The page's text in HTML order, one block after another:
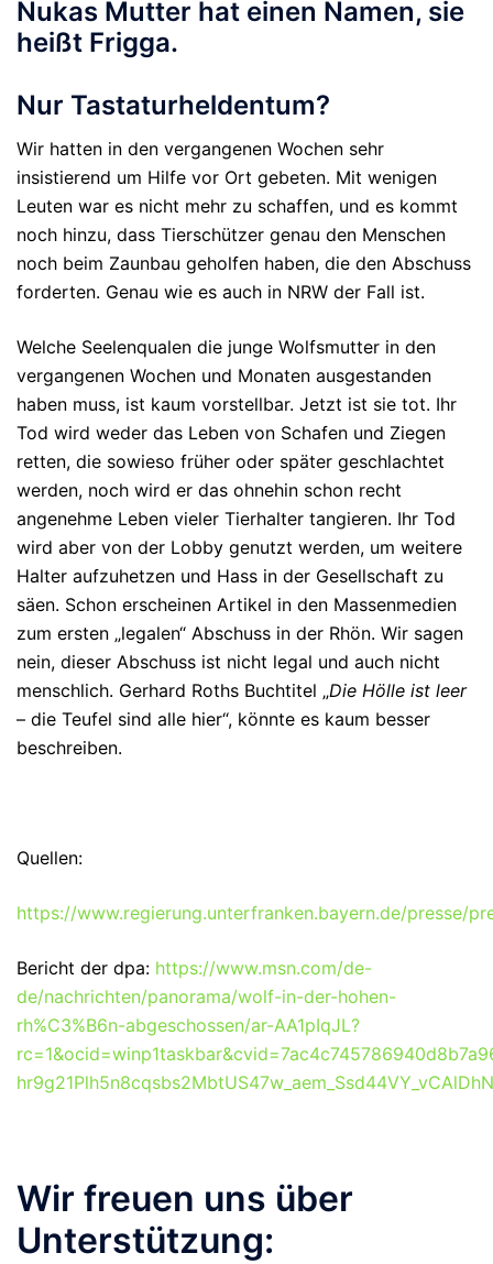
Nukas Mutter hat einen Namen, sie
heißt Frigga.
Nur Tastaturheldentum?
Wir hatten in den vergangenen Wochen sehr
insistierend um Hilfe vor Ort gebeten. Mit wenigen
Leuten war es nicht mehr zu schaffen, und es kommt
noch hinzu, dass Tierschützer genau den Menschen
noch beim Zaunbau geholfen haben, die den Abschuss
forderten. Genau wie es auch in NRW der Fall ist.
Welche Seelenqualen die junge Wolfsmutter in den
vergangenen Wochen und Monaten ausgestanden
haben muss, ist kaum vorstellbar. Jetzt ist sie tot. Ihr
Tod wird weder das Leben von Schafen und Ziegen
retten, die sowieso früher oder später geschlachtet
werden, noch wird er das ohnehin schon recht
angenehme Leben vieler Tierhalter tangieren. Ihr Tod
wird aber von der Lobby genutzt werden, um weitere
Halter aufzuhetzen und Hass in der Gesellschaft zu
säen. Schon erscheinen Artikel in den Massenmedien
zum ersten „legalen“ Abschuss in der Rhön. Wir sagen
nein, dieser Abschuss ist nicht legal und auch nicht
menschlich. Gerhard Roths Buchtitel „Die Hölle ist leer
– die Teufel sind alle hier“, könnte es kaum besser
beschreiben.
Quellen:
https://www.regierung.unterfranken.bayern.de/presse/
Bericht der dpa: https://www.msn.com/de-
de/nachrichten/panorama/wolf-in-der-hohen-
rh%C3%B6n-abgeschossen/ar-AA1pIqJL?
Wir freuen uns über
Unterstützung: